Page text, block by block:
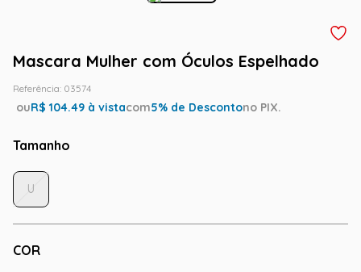
Mascara Mulher com Óculos Espelhado
Referência: 03574
ouR$ 104.49 à vistacom5% de Descontono PIX.
Tamanho
COR
U